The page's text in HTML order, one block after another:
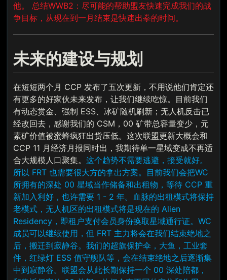
他。 总结WWB2：尽可能的帮助盟友快速完成我们的战
争目标，从现在到一月结束是快速出拳的时间。
未来的建设与规划
在短短两个月 CCP 发布了五次更新，不用说他们肯定还
有更多的好家伙未来发布，让我们继续吃惊。目前我们
有动态赏金、强制 ESS、冰矿随机刷新；无人机反击已
经改回去，感谢我们的 CSM，00 矿带总容量变少，元
素矿价值被蜜蜂疯狂出货压低。这次联盟更新大概会和
CCP 11 月经济月报同时出，我期待单一星域变成不再适
合大规模人口聚集。 这个趋势不需要逃避，接受就好。
所以 FRT 也需要很大方的拿出方案。目前我们会把WC
所拥有的深处 00 星域当作储备和出租物，等待 CCP 重
新加入利好，也许需要 1 - 2 年。血脉的出租模式将保持
老模式，无人机区的出租模式将是现在的 Alien
Residency，即租户支付会员身份换取星域通行证。WC
成员可以继续使用，但 FRT 主力将会在我们结束绝地之
后，搬迁到寂静谷。我们的超旗保护伞，大鱼，工业套
件，红绿灯 ESS 值守舰队等，会在结束绝地之后逐渐集
中到寂静谷。联盟会从此长期保持一个 00 深处陪都，